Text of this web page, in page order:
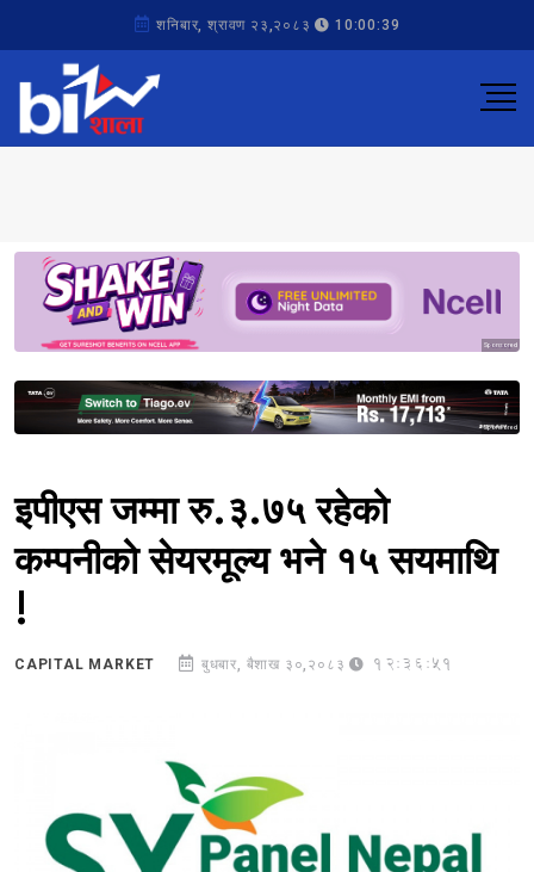
शनिबार, श्रावण २३,२०८३ 10:00:39
Sponsored
Sponsored
इपीएस जम्मा रु.३.७५ रहेको
कम्पनीको सेयरमूल्य भने १५ सयमाथि
!
CAPITAL MARKET बुधबार, बैशाख ३०,२०८३ 12:36:51